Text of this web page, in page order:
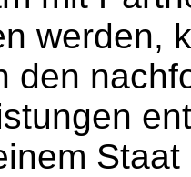
werden,
den